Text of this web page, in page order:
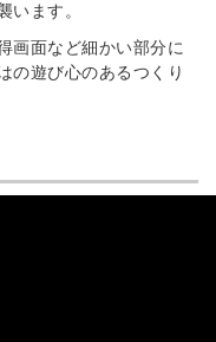
います。
画面など細かい部分に
の遊び心のあるつくり